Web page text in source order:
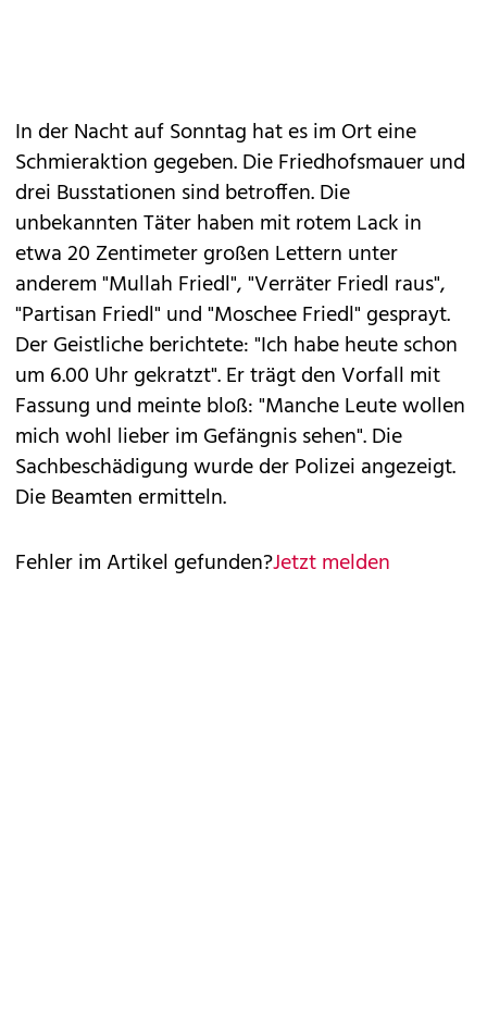
In der Nacht auf Sonntag hat es im Ort eine
Schmieraktion gegeben. Die Friedhofsmauer und
drei Busstationen sind betroffen. Die
unbekannten Täter haben mit rotem Lack in
etwa 20 Zentimeter großen Lettern unter
anderem "Mullah Friedl", "Verräter Friedl raus",
"Partisan Friedl" und "Moschee Friedl" gesprayt.
Der Geistliche berichtete: "Ich habe heute schon
um 6.00 Uhr gekratzt". Er trägt den Vorfall mit
Fassung und meinte bloß: "Manche Leute wollen
mich wohl lieber im Gefängnis sehen". Die
Sachbeschädigung wurde der Polizei angezeigt.
Die Beamten ermitteln.
Fehler im Artikel gefunden?Jetzt melden